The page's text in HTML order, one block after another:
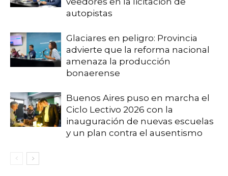
autopistas
Glaciares en peligro: Provincia
advierte que la reforma nacional
amenaza la producción
bonaerense
Buenos Aires puso en marcha el
Ciclo Lectivo 2026 con la
inauguración de nuevas escuelas
y un plan contra el ausentismo